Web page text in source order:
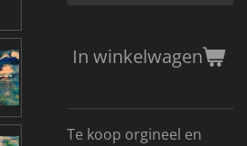
In winkelwagen
Te koop orgineel en